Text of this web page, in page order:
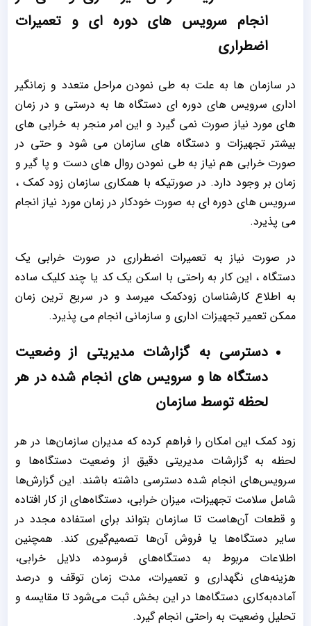
انجام سرویس های دوره ای و تعمیرات
اضطراری
در سازمان ها به علت به طی نمودن مراحل متعدد و زمانگیر
اداری سرویس های دوره ای دستگاه ها به درستی و در زمان
های مورد نیاز صورت نمی گیرد و این امر منجر به خرابی های
بیشتر تجهیزات و دستگاه های سازمان می شود و حتی در
صورت خرابی هم نیاز به طی نمودن روال های دست و پا گیر و
زمان بر وجود دارد. در صورتیکه با همکاری سازمان زود کمک ،
سرویس های دوره ای به صورت خودکار در زمان مورد نیاز انجام
می پذیرد.
در صورت نیاز به تعمیرات اضطراری در صورت خرابی یک
دستگاه ، این کار به راحتی با اسکن یک کد یا چند کلیک ساده
به اطلاع کارشناسان زودکمک میرسد و در سریع ترین زمان
ممکن تعمیر تجهیزات اداری و سازمانی انجام می پذیرد.
دسترسی به گزارشات مدیریتی از وضعیت
دستگاه ها و سرویس های انجام شده در هر
لحظه توسط سازمان
زود کمک این امکان را فراهم کرده که مدیران سازمان‌ها در هر
لحظه به گزارشات مدیریتی دقیق از وضعیت دستگاه‌ها و
سرویس‌های انجام شده دسترسی داشته باشند. این گزارش‌ها
شامل سلامت تجهیزات، میزان خرابی، دستگاه‌های از کار افتاده
و قطعات آن‌هاست تا سازمان بتواند برای استفاده مجدد در
سایر دستگاه‌ها یا فروش آن‌ها تصمیم‌گیری کند. همچنین
اطلاعات مربوط به دستگاه‌های فرسوده، دلایل خرابی،
هزینه‌های نگهداری و تعمیرات، مدت زمان توقف و درصد
آماده‌به‌کاری دستگاه‌ها در این بخش ثبت می‌شود تا مقایسه و
تحلیل وضعیت به راحتی انجام گیرد.